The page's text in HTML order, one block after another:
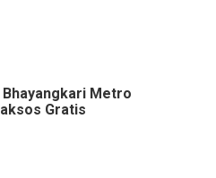
Metro
Gratis